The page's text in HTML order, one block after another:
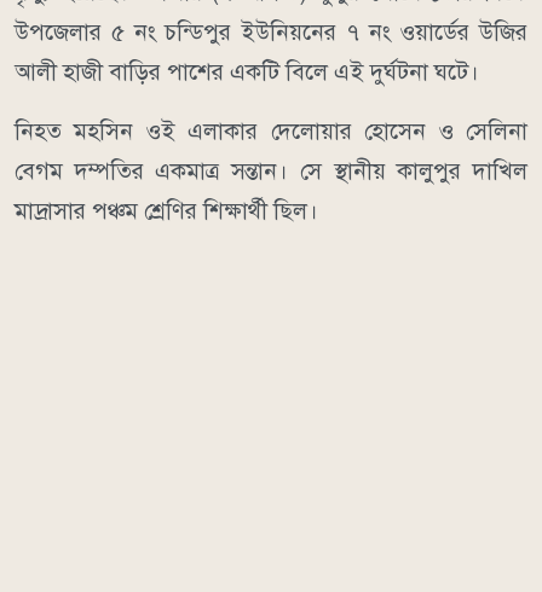
উপজেলার ৫ নং চন্ডিপুর ইউনিয়নের ৭ নং ওয়ার্ডের উজির
আলী হাজী বাড়ির পাশের একটি বিলে এই দুর্ঘটনা ঘটে।
নিহত মহসিন ওই এলাকার দেলোয়ার হোসেন ও সেলিনা
বেগম দম্পতির একমাত্র সন্তান। সে স্থানীয় কালুপুর দাখিল
মাদ্রাসার পঞ্চম শ্রেণির শিক্ষার্থী ছিল।